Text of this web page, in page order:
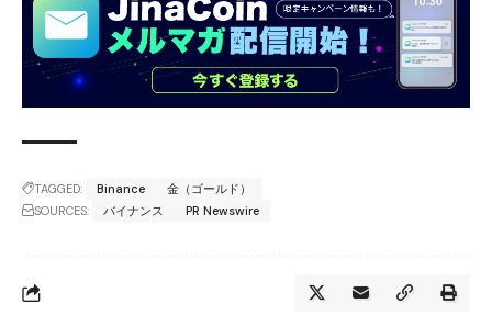
TAGGED: Binance
金（ゴールド）
SOURCES:
バイナンス PR Newswire